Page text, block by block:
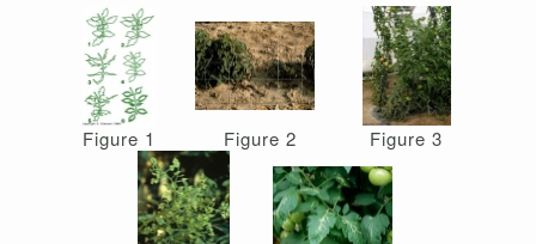
Figure 1 Figure 2 Figure 3